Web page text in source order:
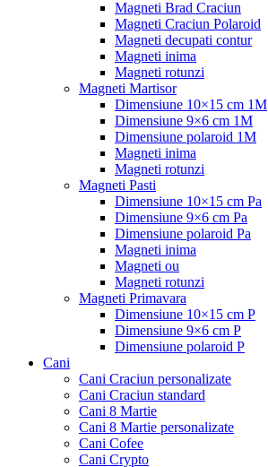
Magneti Brad Craciun
Magneti Craciun Polaroid
Magneti decupati contur
Magneti inima
Magneti rotunzi
Magneti Martisor
Dimensiune 10×15 cm 1M
Dimensiune 9×6 cm 1M
Dimensiune polaroid 1M
Magneti inima
Magneti rotunzi
Magneti Pasti
Dimensiune 10×15 cm Pa
Dimensiune 9×6 cm Pa
Dimensiune polaroid Pa
Magneti inima
Magneti ou
Magneti rotunzi
Magneti Primavara
Dimensiune 10×15 cm P
Dimensiune 9×6 cm P
Dimensiune polaroid P
Cani
Cani Craciun personalizate
Cani Craciun standard
Cani 8 Martie
Cani 8 Martie personalizate
Cani Cofee
Cani Crypto